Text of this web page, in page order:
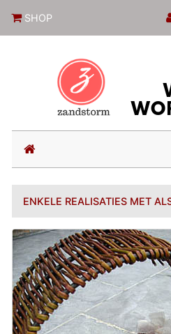
SHOP
(current)
ENKELE REALISATIES MET